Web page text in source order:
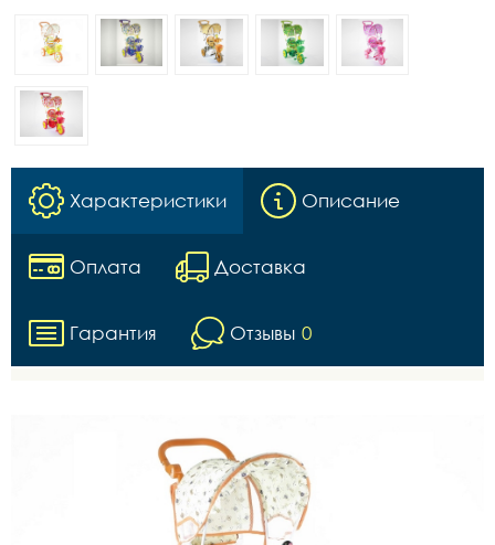
Характеристики Описание
Оплата Доставка
Гарантия Отзывы 0